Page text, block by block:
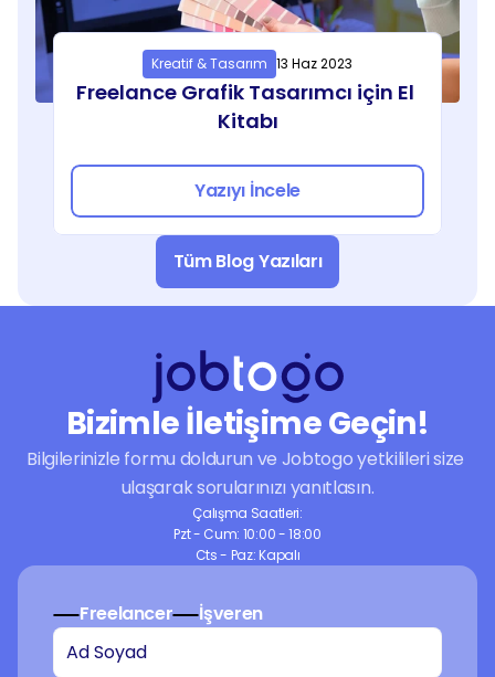
Kreatif & Tasarım 13 Haz 2023
Freelance Grafik Tasarımcı için El
Kitabı
Yazıyı İncele
Tüm Blog Yazıları
Bizimle İletişime Geçin!
Bilgilerinizle formu doldurun ve Jobtogo yetkilileri size
ulaşarak sorularınızı yanıtlasın.
Çalışma Saatleri:
Pzt - Cum: 10:00 - 18:00
Cts - Paz: Kapalı
Freelancer İşveren